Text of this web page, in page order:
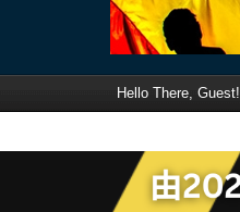
Hello There, Guest!